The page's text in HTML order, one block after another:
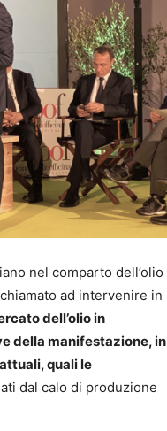
nel comparto dell’olio
ad intervenire in
dell’olio in
della manifestazione, in
quali le
dal calo di produzione